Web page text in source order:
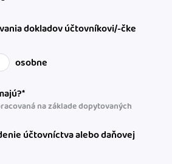
dokladov účtovníkovi/-čke
osobne
na základe dopytovaných
účtovníctva alebo daňovej